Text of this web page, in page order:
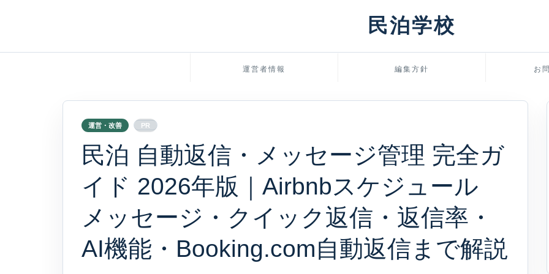
民泊学校
運営者情報 編集方針 お
運営・改善 PR
民泊 自動返信・メッセージ管理 完全ガ
イド 2026年版｜Airbnbスケジュール
メッセージ・クイック返信・返信率・
AI機能・Booking.com自動返信まで解説